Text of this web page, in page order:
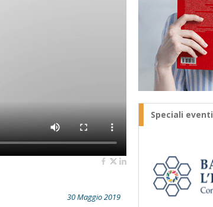
30 Maggio 2019
Speciali eventi